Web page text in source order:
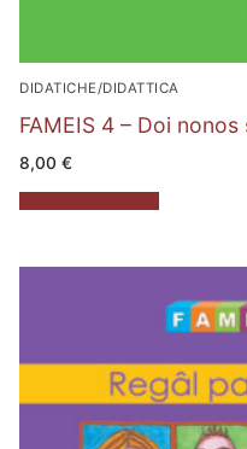
DIDATICHE/DIDATTICA
FAMEIS 4 – Doi
8,00 €